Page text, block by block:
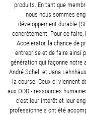
produits. En tant que
nous nous sommes
développement durable
concrètement. Pour ce faire,
Accelerator, la chance de
entreprise et de faire ainsi
génération qui façonne notre
André Schell et Jana
la course. Ceux-ci viennent
aux ODD - ressources
c'est leur intérêt et leur
professionnels ont été